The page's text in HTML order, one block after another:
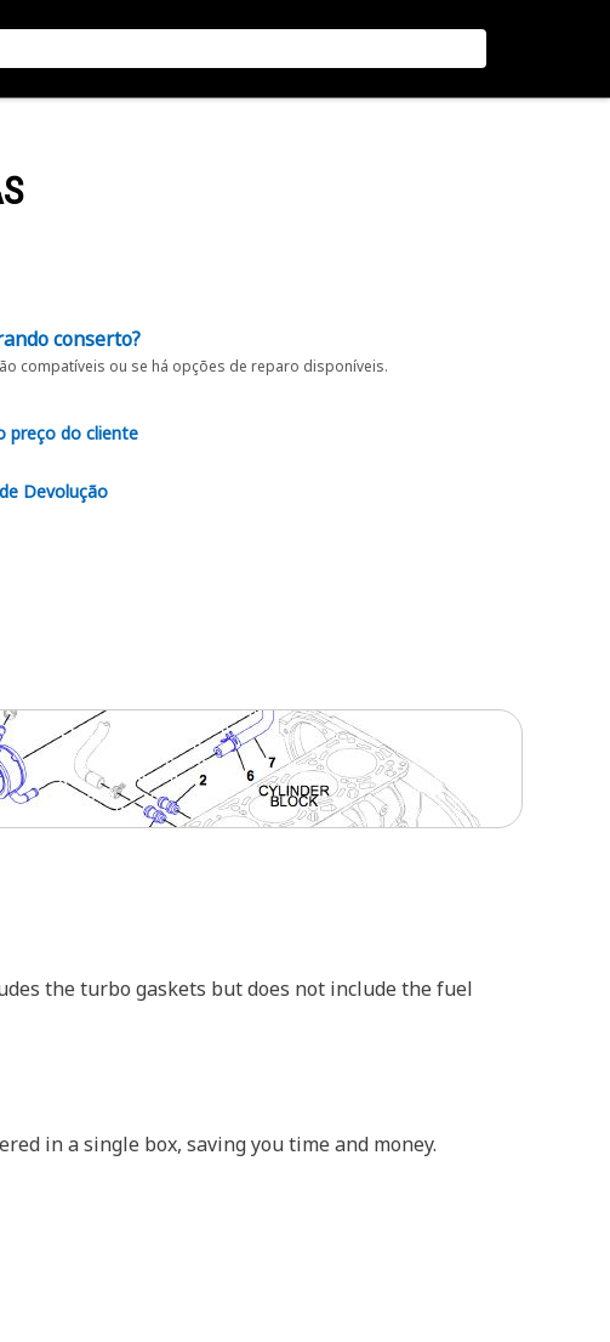
conserto?
compatíveis ou se há opções de reparo disponíveis.
preço do cliente
Devolução
the turbo gaskets but does not include the fuel
in a single box, saving you time and money.